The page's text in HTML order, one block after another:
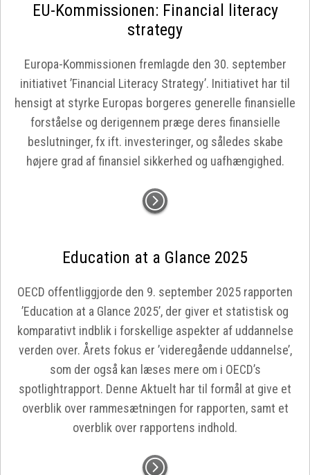
EU-Kommissionen: Financial literacy
strategy
Europa-Kommissionen fremlagde den 30. september
initiativet ’Financial Literacy Strategy’. Initiativet har til
hensigt at styrke Europas borgeres generelle finansielle
forståelse og derigennem præge deres finansielle
beslutninger, fx ift. investeringer, og således skabe
højere grad af finansiel sikkerhed og uafhængighed.
Education at a Glance 2025
OECD offentliggjorde den 9. september 2025 rapporten
’Education at a Glance 2025’, der giver et statistisk og
komparativt indblik i forskellige aspekter af uddannelse
verden over. Årets fokus er ’videregående uddannelse’,
som der også kan læses mere om i OECD’s
spotlightrapport. Denne Aktuelt har til formål at give et
overblik over rammesætningen for rapporten, samt et
overblik over rapportens indhold.